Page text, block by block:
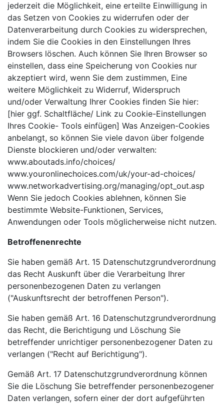
jederzeit die Möglichkeit, eine erteilte Einwilligung in
das Setzen von Cookies zu widerrufen oder der
Datenverarbeitung durch Cookies zu widersprechen,
indem Sie die Cookies in den Einstellungen Ihres
Browsers löschen. Auch können Sie Ihren Browser so
einstellen, dass eine Speicherung von Cookies nur
akzeptiert wird, wenn Sie dem zustimmen, Eine
weitere Möglichkeit zu Widerruf, Widerspruch
und/oder Verwaltung Ihrer Cookies finden Sie hier:
[hier ggf. Schaltfläche/ Link zu Cookie-Einstellungen
Ihres Cookie- Tools einfügen] Was Anzeigen-Cookies
anbelangt, so können Sie viele davon über folgende
Dienste blockieren und/oder verwalten:
www.aboutads.info/choices/
www.youronlinechoices.com/uk/your-ad-choices/
www.networkadvertising.org/managing/opt_out.asp
Wenn Sie jedoch Cookies ablehnen, können Sie
bestimmte Website-Funktionen, Services,
Anwendungen oder Tools möglicherweise nicht nutzen.
Betroffenenrechte
Sie haben gemäß Art. 15 Datenschutzgrundverordnung
das Recht Auskunft über die Verarbeitung Ihrer
personenbezogenen Daten zu verlangen
("Auskunftsrecht der betroffenen Person").
Sie haben gemäß Art. 16 Datenschutzgrundverordnung
das Recht, die Berichtigung und Löschung Sie
betreffender unrichtiger personenbezogener Daten zu
verlangen ("Recht auf Berichtigung").
Gemäß Art. 17 Datenschutzgrundverordnung können
Sie die Löschung Sie betreffender personenbezogener
Daten verlangen, sofern einer der dort aufgeführten